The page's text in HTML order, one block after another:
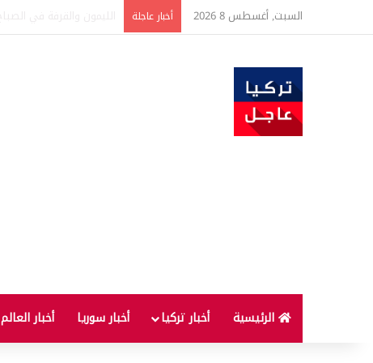
السبت, أغسطس 8 2026 أخبار عاجلة
الرئيسية أخبار تركيا أخبار سوريا أخبار العالم